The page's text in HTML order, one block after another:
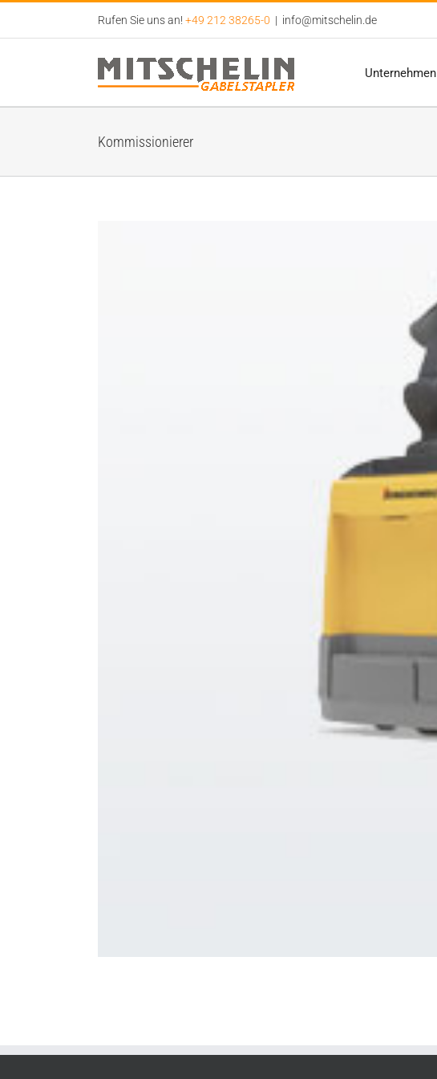
Rufen Sie uns an! +49 212 38265-0 | info@mitschelin.de
Unternehmen
Kommissionierer